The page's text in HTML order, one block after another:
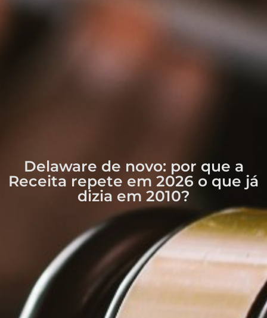
Delaware de novo: por que a
Receita repete em 2026 o que já
dizia em 2010?